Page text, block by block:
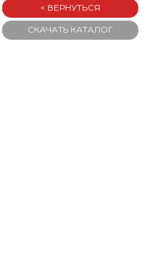
< ВЕРНУТЬСЯ
СКАЧАТЬ КАТАЛОГ